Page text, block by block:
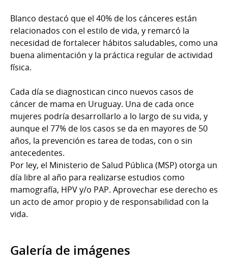
Blanco destacó que el 40% de los cánceres están
relacionados con el estilo de vida, y remarcó la
necesidad de fortalecer hábitos saludables, como una
buena alimentación y la práctica regular de actividad
física.
Cada día se diagnostican cinco nuevos casos de
cáncer de mama en Uruguay. Una de cada once
mujeres podría desarrollarlo a lo largo de su vida, y
aunque el 77% de los casos se da en mayores de 50
años, la prevención es tarea de todas, con o sin
antecedentes.
Por ley, el Ministerio de Salud Pública (MSP) otorga un
día libre al año para realizarse estudios como
mamografía, HPV y/o PAP. Aprovechar ese derecho es
un acto de amor propio y de responsabilidad con la
vida.
Galería de imágenes